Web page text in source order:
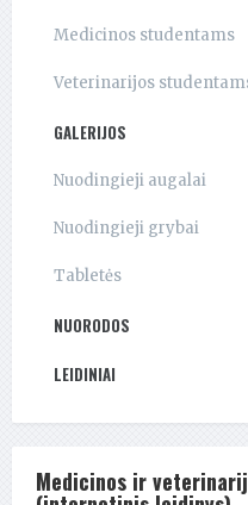
Medicinos studentams
Veterinarijos
GALERIJOS
Nuodingieji augalai
Nuodingieji grybai
Tabletės
NUORODOS
LEIDINIAI
Medicinos ir